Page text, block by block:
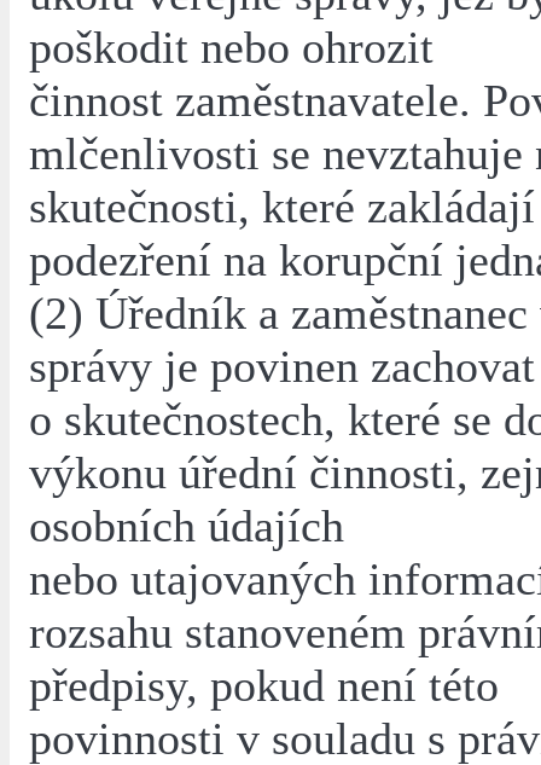
poškodit nebo ohrozit
činnost zaměstnavatele.
mlčenlivosti se nevztahuje
skutečnosti, které zakládají
podezření na korupční
(2) Úředník a
správy je povinen
o skutečnostech, které se
výkonu úřední činnosti,
osobních údajích
nebo utajovaných
rozsahu stanoveném
předpisy, pokud není této
povinnosti v souladu s